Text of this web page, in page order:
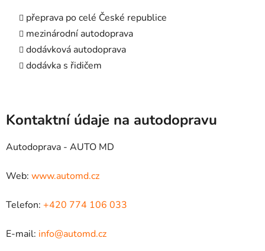
přeprava po celé České republice
mezinárodní autodoprava
dodávková autodoprava
dodávka s řidičem
Kontaktní údaje na autodopravu
Autodoprava - AUTO MD
Web: www.automd.cz
Telefon: +420 774 106 033
E-mail: info@automd.cz